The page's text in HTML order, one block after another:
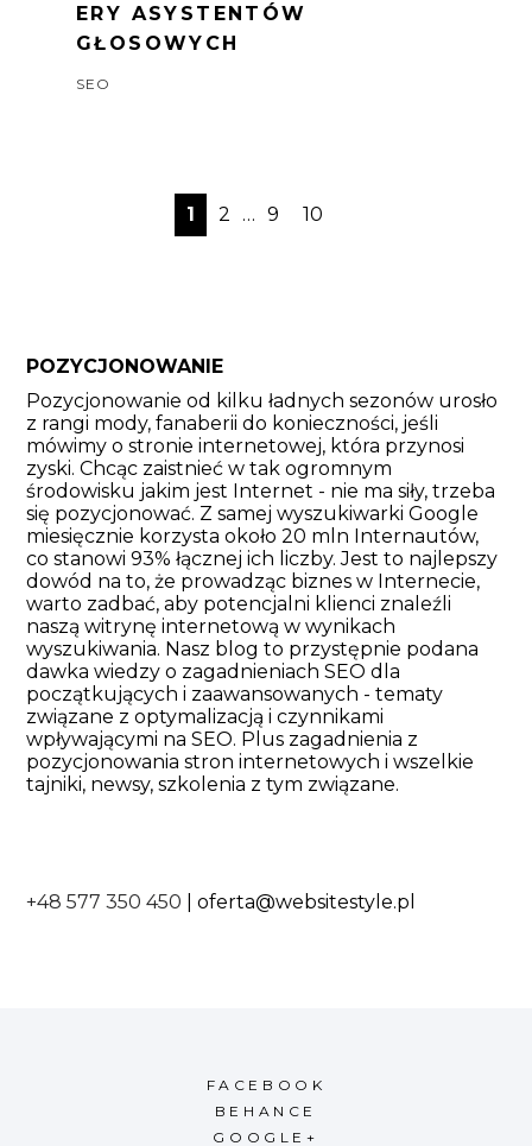
ERY ASYSTENTÓW
GŁOSOWYCH
SEO
1 2 … 9 10
POZYCJONOWANIE
Pozycjonowanie od kilku ładnych sezonów urosło
z rangi mody, fanaberii do konieczności, jeśli
mówimy o stronie internetowej, która przynosi
zyski. Chcąc zaistnieć w tak ogromnym
środowisku jakim jest Internet - nie ma siły, trzeba
się pozycjonować. Z samej wyszukiwarki Google
miesięcznie korzysta około 20 mln Internautów,
co stanowi 93% łącznej ich liczby. Jest to najlepszy
dowód na to, że prowadząc biznes w Internecie,
warto zadbać, aby potencjalni klienci znaleźli
naszą witrynę internetową w wynikach
wyszukiwania. Nasz blog to przystępnie podana
dawka wiedzy o zagadnieniach SEO dla
początkujących i zaawansowanych - tematy
związane z optymalizacją i czynnikami
wpływającymi na SEO. Plus zagadnienia z
pozycjonowania stron internetowych i wszelkie
tajniki, newsy, szkolenia z tym związane.
+48 577 350 450 |oferta@websitestyle.pl
FACEBOOK
BEHANCE
GOOGLE+